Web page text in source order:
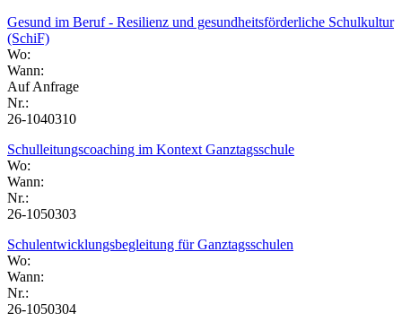
Gesund im Beruf - Resilienz und gesundheitsförderliche Schulkultur
(SchiF)
Wo:
Wann:
Auf Anfrage
Nr.:
26-1040310
Schulleitungscoaching im Kontext Ganztagsschule
Wo:
Wann:
Nr.:
26-1050303
Schulentwicklungsbegleitung für Ganztagsschulen
Wo:
Wann:
Nr.:
26-1050304